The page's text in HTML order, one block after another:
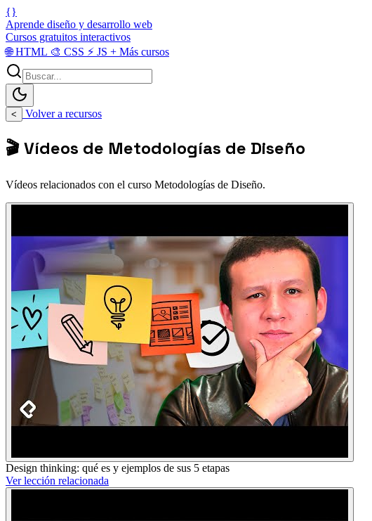
{}
Aprende diseño y desarrollo web
Cursos gratuitos interactivos
🌐HTML 🎨 CSS ⚡ JS + Más cursos
< Volver a recursos
🎬 Vídeos de Metodologías de Diseño
Vídeos relacionados con el curso Metodologías de Diseño.
Design thinking: qué es y ejemplos de sus 5 etapas
Ver lección relacionada